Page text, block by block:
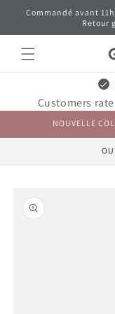
passer
Commandé avant
Retour
Customers
NOUVELLE
informations
produits